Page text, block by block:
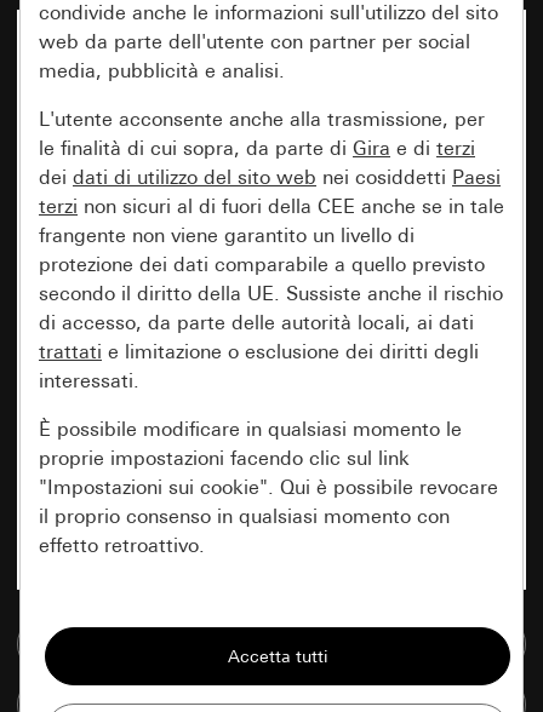
Confronta articoli
condivide anche le informazioni sull'utilizzo del sito
web da parte dell'utente con partner per social
media, pubblicità e analisi.
L'utente acconsente anche alla trasmissione, per
le finalità di cui sopra, da parte di Gira e di terzi
dei dati di utilizzo del sito web nei cosiddetti Paesi
terzi non sicuri al di fuori della CEE anche se in tale
frangente non viene garantito un livello di
protezione dei dati comparabile a quello previsto
secondo il diritto della UE. Sussiste anche il rischio
di accesso, da parte delle autorità locali, ai dati
trattati e limitazione o esclusione dei diritti degli
interessati.
È possibile modificare in qualsiasi momento le
proprie impostazioni facendo clic sul link
"Impostazioni sui cookie". Qui è possibile revocare
il proprio consenso in qualsiasi momento con
effetto retroattivo.
Tutti i cookie necessari per poter mostrare la
pagina.